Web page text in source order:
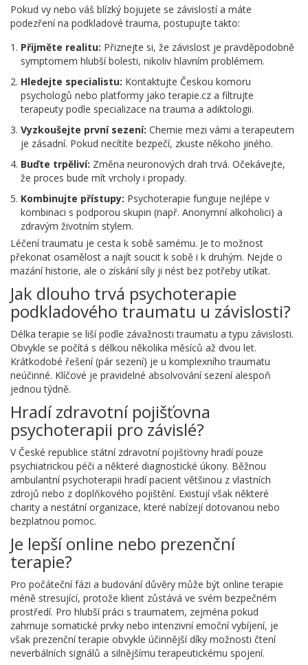
Pokud vy nebo váš blízký bojujete se závislostí a máte
podezření na podkladové trauma, postupujte takto:
Přijměte realitu: Přiznejte si, že závislost je pravděpodobně
symptomem hlubší bolesti, nikoliv hlavním problémem.
Hledejte specialistu: Kontaktujte Českou komoru
psychologů nebo platformy jako terapie.cz a filtrujte
terapeuty podle specializace na trauma a adiktologii.
Vyzkoušejte první sezení: Chemie mezi vámi a terapeutem
je zásadní. Pokud necítíte bezpečí, zkuste někoho jiného.
Buďte trpěliví: Změna neuronových drah trvá. Očekávejte,
že proces bude mít vrcholy i propady.
Kombinujte přístupy: Psychoterapie funguje nejlépe v
kombinaci s podporou skupin (např. Anonymní alkoholici) a
zdravým životním stylem.
Léčení traumatu je cesta k sobě samému. Je to možnost
překonat osamělost a najít soucit k sobě i k druhým. Nejde o
mazání historie, ale o získání síly ji nést bez potřeby utíkat.
Jak dlouho trvá psychoterapie
podkladového traumatu u závislosti?
Délka terapie se liší podle závažnosti traumatu a typu závislosti.
Obvykle se počítá s délkou několika měsíců až dvou let.
Krátkodobé řešení (pár sezení) je u komplexního traumatu
neúčinné. Klíčové je pravidelné absolvování sezení alespoň
jednou týdně.
Hradí zdravotní pojišťovna
psychoterapii pro závislé?
V České republice státní zdravotní pojišťovny hradí pouze
psychiatrickou péči a některé diagnostické úkony. Běžnou
ambulantní psychoterapii hradí pacient většinou z vlastních
zdrojů nebo z doplňkového pojištění. Existují však některé
charity a nestátní organizace, které nabízejí dotovanou nebo
bezplatnou pomoc.
Je lepší online nebo prezenční
terapie?
Pro počáteční fázi a budování důvěry může být online terapie
méně stresující, protože klient zůstává ve svém bezpečném
prostředí. Pro hlubší práci s traumatem, zejména pokud
zahrnuje somatické prvky nebo intenzivní emoční vybíjení, je
však prezenční terapie obvykle účinnější díky možnosti čtení
neverbálních signálů a silnějšímu terapeutickému spojení.